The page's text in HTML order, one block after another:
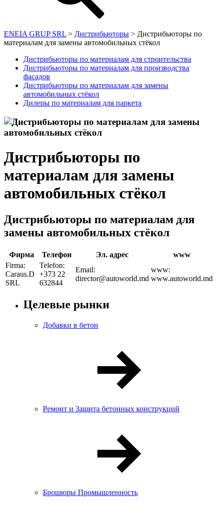
ENEIA GRUP SRL > Дистрибьюторы > Дистрибьюторы по
материалам для замены автомобильных стёкол
Дистрибьюторы по материалам для строительства
Дистрибьюторы по материалам для производcтва
фасадов
Дистрибьюторы по материалам для замены
автомобильных стёкол
Дилеры по материалам для паркета
Дистрибьюторы по
материалам для замены
автомобильных стёкол
Дистрибьюторы по материалам для
замены автомобильных стёкол
Фирма Телефон Эл. адрес
www
Firma:
Caraus.D
SRL
Telefon:
+373 22
63­28­44
Email:
director@autoworld.md
www:
www.autoworld.md
Целевые рынки
Добавки в бетон
Ремонт и Защита бетонных конструкций
Брошюры Промышленность